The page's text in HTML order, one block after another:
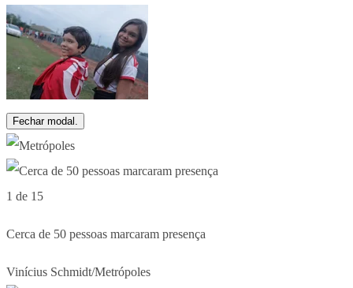
Fechar modal.
1 de 15
Cerca de 50 pessoas marcaram presença
Vinícius Schmidt/Metrópoles